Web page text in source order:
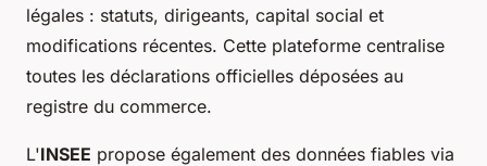
légales : statuts, dirigeants, capital social et
modifications récentes. Cette plateforme centralise
toutes les déclarations officielles déposées au
registre du commerce.
L'INSEE propose également des données fiables via